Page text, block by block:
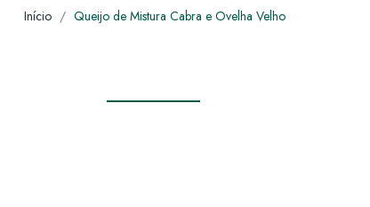
Início Queijo de Mistura Cabra e Ovelha Velho